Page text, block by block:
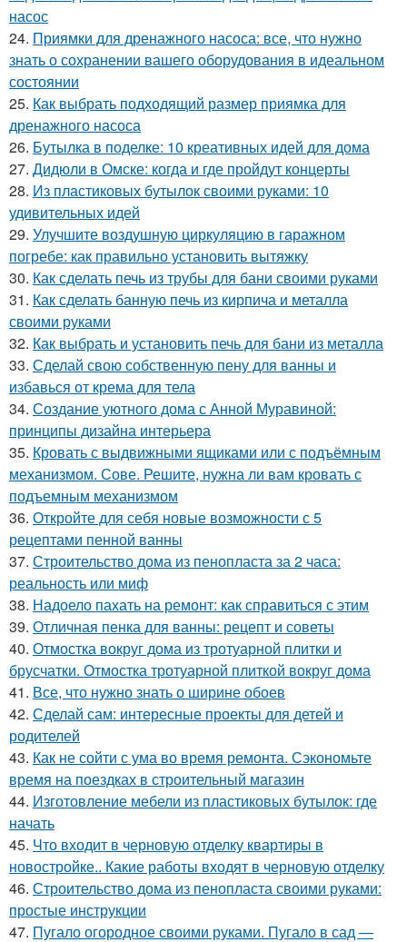
насос
24. Приямки для дренажного насоса: все, что нужно
знать о сохранении вашего оборудования в идеальном
состоянии
25. Как выбрать подходящий размер приямка для
дренажного насоса
26. Бутылка в поделке: 10 креативных идей для дома
27. Дидюли в Омске: когда и где пройдут концерты
28. Из пластиковых бутылок своими руками: 10
удивительных идей
29. Улучшите воздушную циркуляцию в гаражном
погребе: как правильно установить вытяжку
30. Как сделать печь из трубы для бани своими руками
31. Как сделать банную печь из кирпича и металла
своими руками
32. Как выбрать и установить печь для бани из металла
33. Сделай свою собственную пену для ванны и
избавься от крема для тела
34. Создание уютного дома с Анной Муравиной:
принципы дизайна интерьера
35. Кровать с выдвижными ящиками или с подъёмным
механизмом. Сове. Решите, нужна ли вам кровать с
подъемным механизмом
36. Откройте для себя новые возможности с 5
рецептами пенной ванны
37. Строительство дома из пенопласта за 2 часа:
реальность или миф
38. Надоело пахать на ремонт: как справиться с этим
39. Отличная пенка для ванны: рецепт и советы
40. Отмостка вокруг дома из тротуарной плитки и
брусчатки. Отмостка тротуарной плиткой вокруг дома
41. Все, что нужно знать о ширине обоев
42. Сделай сам: интересные проекты для детей и
родителей
43. Как не сойти с ума во время ремонта. Сэкономьте
время на поездках в строительный магазин
44. Изготовление мебели из пластиковых бутылок: где
начать
45. Что входит в черновую отделку квартиры в
новостройке.. Какие работы входят в черновую отделку
46. Строительство дома из пенопласта своими руками:
простые инструкции
47. Пугало огородное своими руками. Пугало в сад —